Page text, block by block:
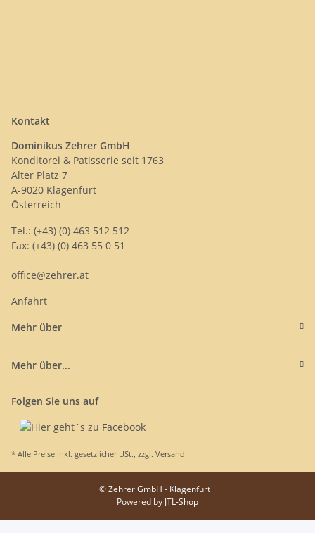
Kontakt
Dominikus Zehrer GmbH
Konditorei & Patisserie seit 1763
Alter Platz 7
A-9020 Klagenfurt
Österreich
Tel.: (+43) (0) 463 512 512
Fax: (+43) (0) 463 55 0 51
office@zehrer.at
Anfahrt
Mehr über
Mehr über...
Folgen Sie uns auf
* Alle Preise inkl. gesetzlicher USt., zzgl. Versand
© Zehrer GmbH - Klagenfurt
Powered by JTL-Shop